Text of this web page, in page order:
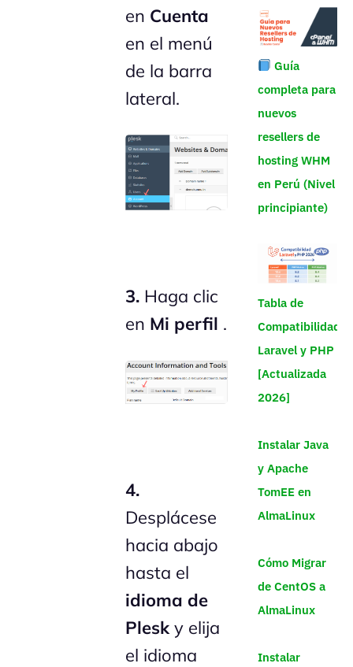
en Cuenta
en el menú
de la barra
lateral.
3. Haga clic
en Mi perfil .
4.
Desplácese
hacia abajo
hasta el
idioma de
Plesky elija
el idioma
Guía
completa para
nuevos
resellers de
hosting WHM
en Perú (Nivel
principiante)
Tabla de
Compatibilidad
Laravel y PHP
[Actualizada
2026]
Instalar Java
y Apache
TomEE en
AlmaLinux
Cómo Migrar
de CentOS a
AlmaLinux
Instalar